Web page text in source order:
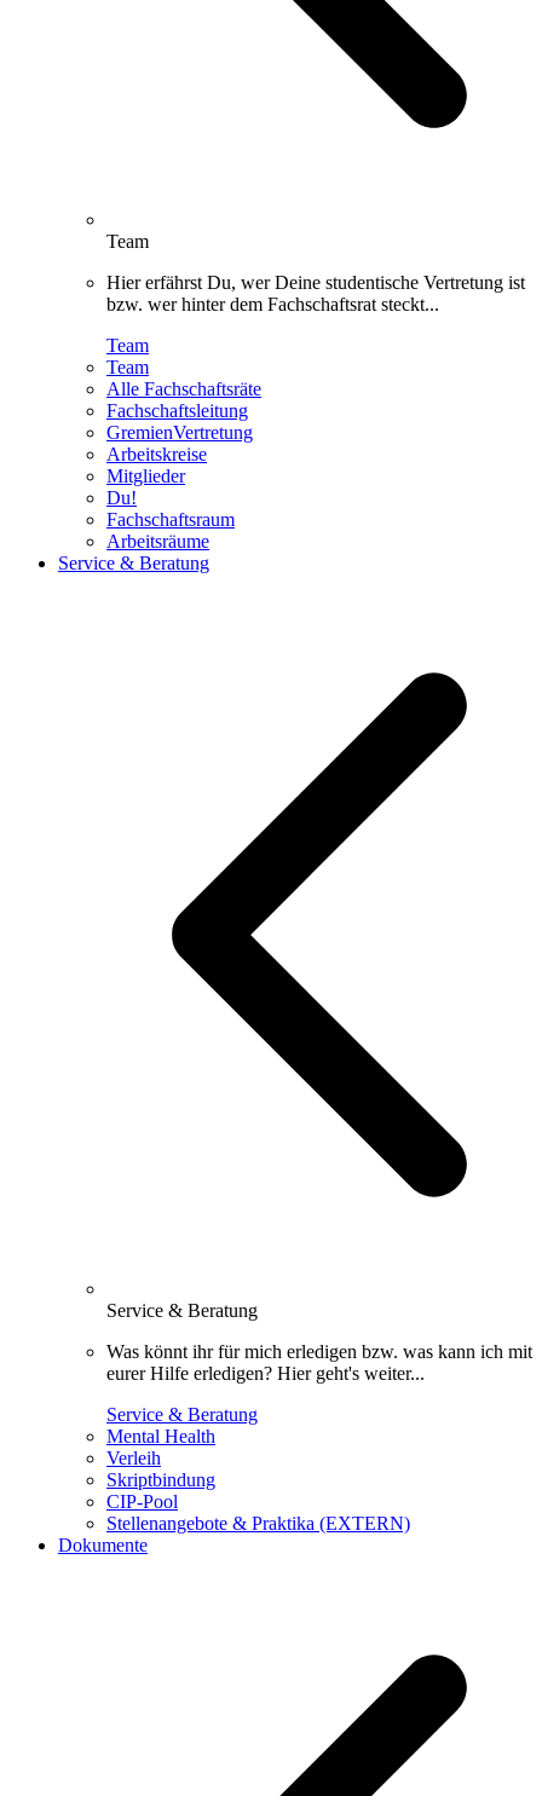
Team
Hier erfährst Du, wer Deine studentische Vertretung ist
bzw. wer hinter dem Fachschaftsrat steckt...
Team
Team
Alle Fachschaftsräte
Fachschaftsleitung
GremienVertretung
Arbeitskreise
Mitglieder
Du!
Fachschaftsraum
Arbeitsräume
Service & Beratung
Service & Beratung
Was könnt ihr für mich erledigen bzw. was kann ich mit
eurer Hilfe erledigen? Hier geht's weiter...
Service & Beratung
Mental Health
Verleih
Skriptbindung
CIP-Pool
Stellenangebote & Praktika (EXTERN)
Dokumente